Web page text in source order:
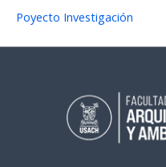
Poyecto Investigación